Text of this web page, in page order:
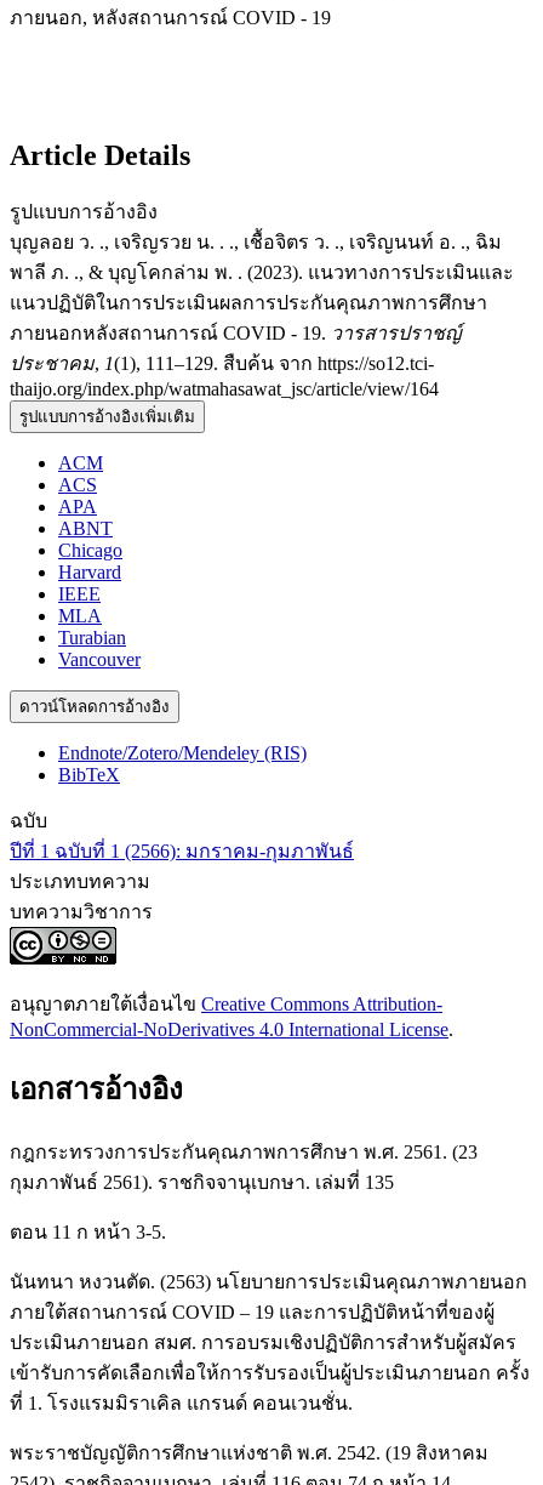
ภายนอก, หลังสถานการณ์ COVID - 19
Article Details
รูปแบบการอ้างอิง
บุญลอย ว. ., เจริญรวย น. . ., เชื้อจิตร ว. ., เจริญนนท์ อ. ., ฉิม
พาลี ภ. ., & บุญโคกล่าม พ. . (2023). แนวทางการประเมินและ
แนวปฏิบัติในการประเมินผลการประกันคุณภาพการศึกษา
ภายนอกหลังสถานการณ์ COVID - 19. วารสารปราชญ์
ประชาคม, 1(1), 111–129. สืบค้น จาก https://so12.tci-
thaijo.org/index.php/watmahasawat_jsc/article/view/164
รูปแบบการอ้างอิงเพิ่มเติม
ACM
ACS
APA
ABNT
Chicago
Harvard
IEEE
MLA
Turabian
Vancouver
ดาวน์โหลดการอ้างอิง
Endnote/Zotero/Mendeley (RIS)
BibTeX
ฉบับ
ปีที่ 1 ฉบับที่ 1 (2566): มกราคม-กุมภาพันธ์
ประเภทบทความ
บทความวิชาการ
อนุญาตภายใต้เงื่อนไข Creative Commons Attribution-
NonCommercial-NoDerivatives 4.0 International License.
เอกสารอ้างอิง
กฎกระทรวงการประกันคุณภาพการศึกษา พ.ศ. 2561. (23
กุมภาพันธ์ 2561). ราชกิจจานุเบกษา. เล่มที่ 135
ตอน 11 ก หน้า 3-5.
นันทนา หงวนตัด. (2563) นโยบายการประเมินคุณภาพภายนอก
ภายใต้สถานการณ์ COVID – 19 และการปฏิบัติหน้าที่ของผู้
ประเมินภายนอก สมศ. การอบรมเชิงปฏิบัติการสำหรับผู้สมัคร
เข้ารับการคัดเลือกเพื่อให้การรับรองเป็นผู้ประเมินภายนอก ครั้ง
ที่ 1. โรงแรมมิราเคิล แกรนด์ คอนเวนชั่น.
พระราชบัญญัติการศึกษาแห่งชาติ พ.ศ. 2542. (19 สิงหาคม